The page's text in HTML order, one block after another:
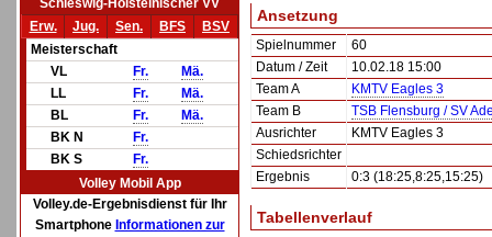
Schleswig-Holsteinischer VV
Erw.
Jug. Sen. BFS
BSV
Meisterschaft
VL
Fr.
Mä.
LL
Fr.
Mä.
BL
Fr.
Mä.
BK N
Fr.
BK S
Fr.
Volley Mobil App
Volley.de-Ergebnisdienst für Ihr
Smartphone Informationen zur
Ansetzung
Spielnummer
60
Datum / Zeit
10.02.18 15:00
Team A
KMTV Eagles 3
Team B
TSB Flensburg / SV
Ausrichter
KMTV Eagles 3
Schiedsrichter
Ergebnis
0:3 (18:25,8:25,15:25)
Tabellenverlauf